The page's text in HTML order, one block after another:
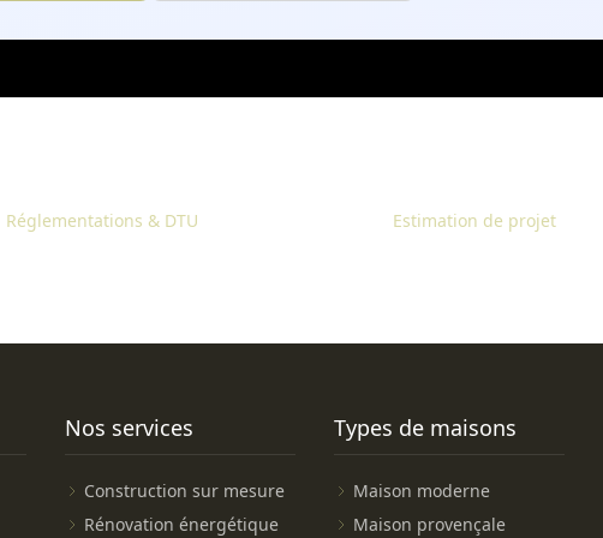
Réglementations & DTU Estimation de projet
Nos services
Construction sur mesure
Rénovation énergétique
Types de maisons
Maison moderne
Maison provençale